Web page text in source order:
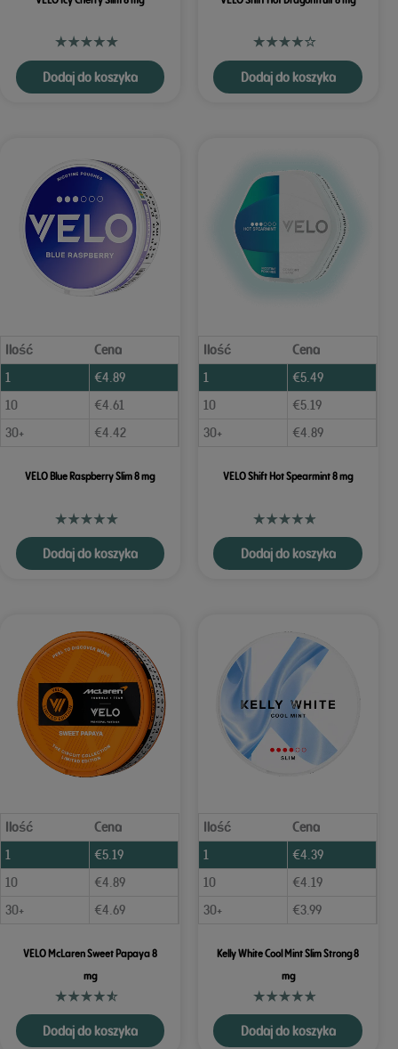
Dodaj do koszyka Dodaj do koszyka
Ilość
Cena
1
€4.89
10
€4.61
30+
€4.42
VELO Blue Raspberry Slim 8 mg
Dodaj do koszyka
Ilość
Cena
1
€5.49
10
€5.19
30+
€4.89
VELO Shift Hot Spearmint 8 mg
Dodaj do koszyka
Ilość
Cena
1
€5.19
10
€4.89
30+
€4.69
VELO McLaren Sweet Papaya 8
mg
Dodaj do koszyka
Ilość
Cena
1
€4.39
10
€4.19
30+
€3.99
Kelly White Cool Mint Slim Strong 8
mg
Dodaj do koszyka